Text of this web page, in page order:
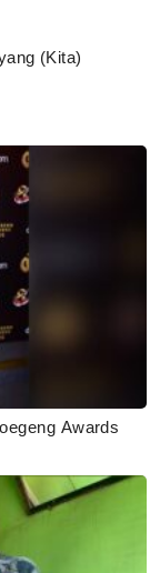
(Kita)
Awards